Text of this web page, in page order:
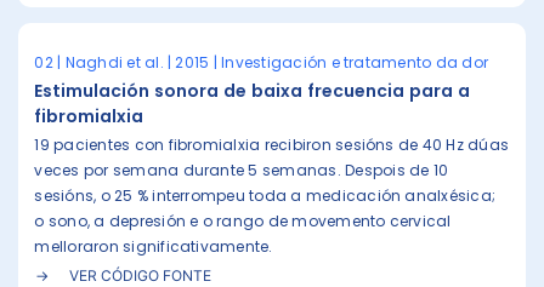
02 | Naghdi et al. | 2015 | Investigación e tratamento da dor
Estimulación sonora de baixa frecuencia para a
fibromialxia
19 pacientes con fibromialxia recibiron sesións de 40 Hz dúas
veces por semana durante 5 semanas. Despois de 10
sesións, o 25 % interrompeu toda a medicación analxésica;
o sono, a depresión e o rango de movemento cervical
melloraron significativamente.
VER CÓDIGO FONTE